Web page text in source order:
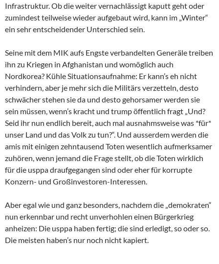
Infrastruktur. Ob die weiter vernachlässigt kaputt geht oder
zumindest teilweise wieder aufgebaut wird, kann im „Winter“
ein sehr entscheidender Unterschied sein.
Seine mit dem MIK aufs Engste verbandelten Generäle treiben
ihn zu Kriegen in Afghanistan und womöglich auch
Nordkorea? Kühle Situationsaufnahme: Er kann’s eh nicht
verhindern, aber je mehr sich die Militärs verzetteln, desto
schwächer stehen sie da und desto gehorsamer werden sie
sein müssen, wenn’s kracht und trump öffentlich fragt „Und?
Seid ihr nun endlich bereit, auch mal ausnahmsweise was *für*
unser Land und das Volk zu tun?“. Und ausserdem werden die
amis mit einigen zehntausend Toten wesentlich aufmerksamer
zuhören, wenn jemand die Frage stellt, ob die Toten wirklich
für die usppa draufgegangen sind oder eher für korrupte
Konzern- und Großinvestoren-Interessen.
Aber egal wie und ganz besonders, nachdem die „demokraten“
nun erkennbar und recht unverhohlen einen Bürgerkrieg
anheizen: Die usppa haben fertig; die sind erledigt, so oder so.
Die meisten haben’s nur noch nicht kapiert.